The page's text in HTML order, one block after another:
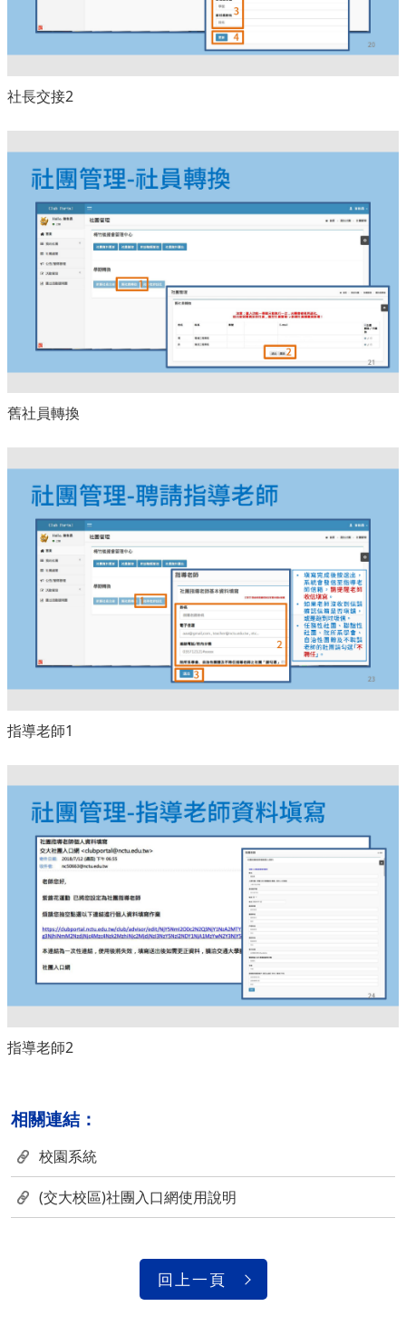
社長交接2
舊社員轉換
指導老師1
指導老師2
相關連結：
校園系統
(交大校區)社團入口網使用說明
回上一頁